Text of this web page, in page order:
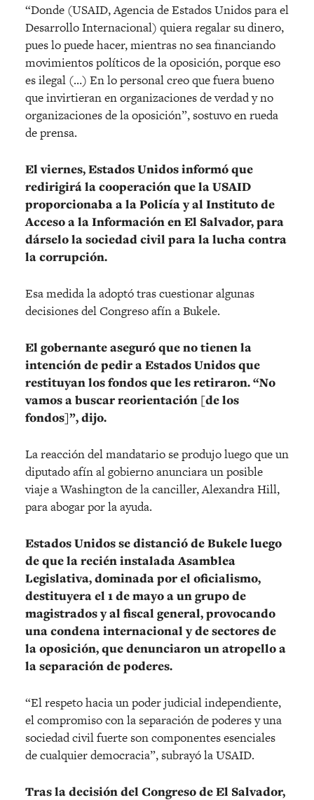
“Donde (USAID, Agencia de Estados Unidos para el
Desarrollo Internacional) quiera regalar su dinero,
pues lo puede hacer, mientras no sea financiando
movimientos políticos de la oposición, porque eso
es ilegal (…) En lo personal creo que fuera bueno
que invirtieran en organizaciones de verdad y no
organizaciones de la oposición”, sostuvo en rueda
de prensa.
El viernes, Estados Unidos informó que
redirigirá la cooperación que la USAID
proporcionaba a la Policía y al Instituto de
Acceso a la Información en El Salvador, para
dárselo la sociedad civil para la lucha contra
la corrupción.
Esa medida la adoptó tras cuestionar algunas
decisiones del Congreso afín a Bukele.
El gobernante aseguró que no tienen la
intención de pedir a Estados Unidos que
restituyan los fondos que les retiraron. “No
vamos a buscar reorientación [de los
fondos]”, dijo.
La reacción del mandatario se produjo luego que un
diputado afín al gobierno anunciara un posible
viaje a Washington de la canciller, Alexandra Hill,
para abogar por la ayuda.
Estados Unidos se distanció de Bukele luego
de que la recién instalada Asamblea
Legislativa, dominada por el oficialismo,
destituyera el 1 de mayo a un grupo de
magistrados y al fiscal general, provocando
una condena internacional y de sectores de
la oposición, que denunciaron un atropello a
la separación de poderes.
“El respeto hacia un poder judicial independiente,
el compromiso con la separación de poderes y una
sociedad civil fuerte son componentes esenciales
de cualquier democracia”, subrayó la USAID.
Tras la decisión del Congreso de El Salvador,